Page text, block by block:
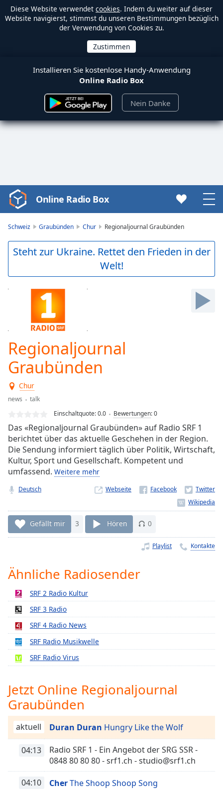
Diese Website verwendet cookies. Indem du weiter auf dieser
Website navigierst, stimmst du unseren Bestimmungen bezüglich
der Verwendung von Cookies zu.
Installieren Sie kostenlose Handy-Anwendung
Online Radio Box
Nein Danke
Video
Player
Play
Video
Skip
Duration
Loaded:
0.00%
Stream
TypeLIVE
currently
behind
live LIVE
Remaining
Time-
Playback
Rate
Chapters
Descriptions
descriptions
off,
selected
Subtitles
subtitles
settings,
subtitles
settings
dialog
subtitles
off,
selected
Track
Online Radio Box
Schweiz Graubünden Chur Regionaljournal Graubünden
Steht zur Ukraine. Rettet den Frieden in der
Welt!
Regionaljournal
Graubünden
Chur
news
talk
Einschaltquote:0.0 Bewertungen:0
Das «Regionaljournal Graubünden» auf Radio SRF 1
berichtet über das aktuelle Geschehen in der Region.
Die Sendung informiert täglich über Politik, Wirtschaft,
Kultur, Sport und Gesellschaft. Kompetent und
umfassend. Weitere mehr
Deutsch Webseite
Gefällt mir 3 Hören 0
Playlist Kontakte
Ähnliche Radiosender
SRF 2 Radio Kultur
SRF 3 Radio
SRF 4 Radio News
SRF Radio Musikwelle
SRF Radio Virus
Jetzt Online Regionaljournal
Graubünden
aktuell Duran Duran Hungry Like the Wolf
04:13
Radio SRF 1 - Ein Angebot der SRG SSR -
0848 80 80 80 - srf1.ch - studio@srf1.ch
04:10 CherThe Shoop Shoop Song